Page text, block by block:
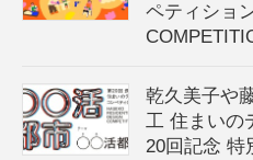
ペティショ
乾久美子や
工 住まいの
20回記念 特